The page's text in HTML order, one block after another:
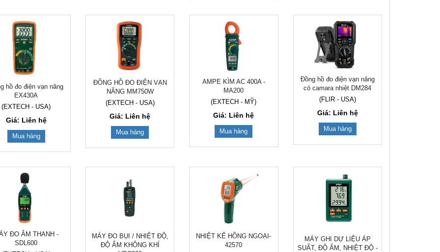
hồ đo điện vạn năng
EX430A
(EXTECH - USA)
Giá: Liên hệ
Mua hàng
ĐỒNG HỒ ĐO ĐIỆN VẠN
NĂNG MM750W
(EXTECH - USA)
Giá: Liên hệ
Mua hàng
AMPE KÌM AC 400A -
MA200
(EXTECH - MỸ)
Giá: Liên hệ
Mua hàng
Đồng hồ đo điện vạn năng
có camara nhiệt DM284
(FLIR - USA)
Giá: Liên hệ
Mua hàng
ĐO ÂM THANH -
SDL600
MÁY ĐO BỤI / NHIỆT ĐỘ,
ĐỘ ẨM KHÔNG KHÍ
NHIỆT KẾ HỒNG NGOẠI-
42570
MÁY GHI DỰ LIỆU ÁP
SUẤT, ĐỘ ẨM, NHIỆT ĐỘ -